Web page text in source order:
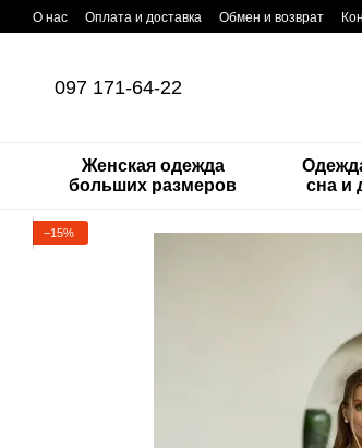
Перейти к основному контенту
О нас Оплата и доставка Обмен и возврат
097 171-64-22
Женская одежда
больших размеров
сна и
−15%